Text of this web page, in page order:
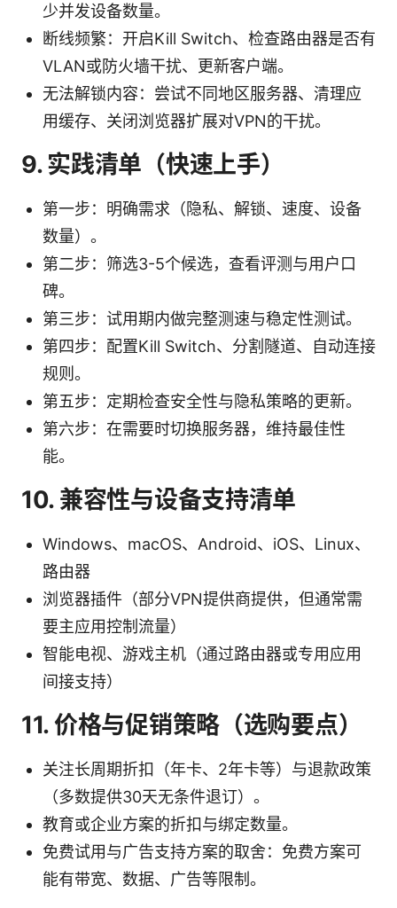
少并发设备数量。
断线频繁：开启Kill Switch、检查路由器是否有
VLAN或防火墙干扰、更新客户端。
无法解锁内容：尝试不同地区服务器、清理应
用缓存、关闭浏览器扩展对VPN的干扰。
9. 实践清单（快速上手）
第一步：明确需求（隐私、解锁、速度、设备
数量）。
第二步：筛选3-5个候选，查看评测与用户口
碑。
第三步：试用期内做完整测速与稳定性测试。
第四步：配置Kill Switch、分割隧道、自动连接
规则。
第五步：定期检查安全性与隐私策略的更新。
第六步：在需要时切换服务器，维持最佳性
能。
10. 兼容性与设备支持清单
Windows、macOS、Android、iOS、Linux、
路由器
浏览器插件（部分VPN提供商提供，但通常需
要主应用控制流量）
智能电视、游戏主机（通过路由器或专用应用
间接支持）
11. 价格与促销策略（选购要点）
关注长周期折扣（年卡、2年卡等）与退款政策
（多数提供30天无条件退订）。
教育或企业方案的折扣与绑定数量。
免费试用与广告支持方案的取舍：免费方案可
能有带宽、数据、广告等限制。